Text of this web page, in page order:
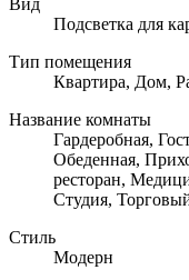
Вид
Подсветка для
Тип помещения
Квартира, Дом,
Название комнаты
Гардеробная,
Обеденная,
ресторан,
Студия,
Стиль
Модерн